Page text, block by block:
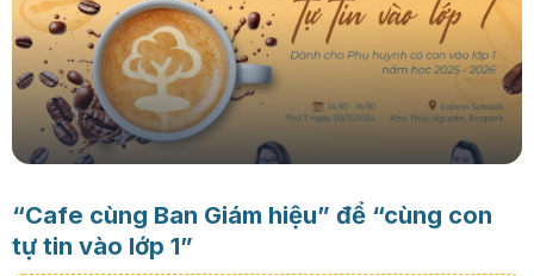
“Cafe cùng Ban Giám hiệu” để “cùng con
tự tin vào lớp 1”